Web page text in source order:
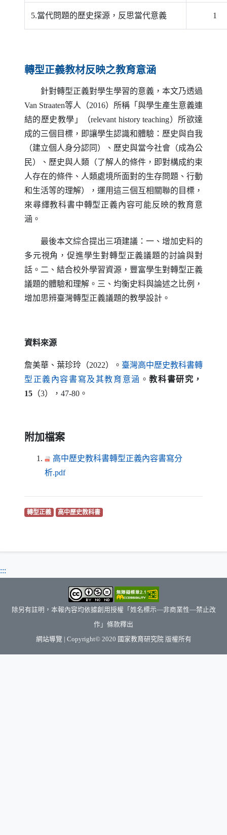
5.當代問題的歷史探源，反思當代意義 1
轉型正義教材反映之教育意涵
針對轉型正義對學生學習的意義，本文乃透過
Van Straaten等人（2016）所稱「與學生產生意義連
結的歷史教學」（relevant history teaching）所欲達
成的三個目標，即讓學生認識和體驗：歷史與自我
（建立個人身分認同）、歷史與當今社會（成為公
民）、歷史與人類（了解人的條件，即對構成約束
人存在的條件、人類處境所面對的生存問題、行動
和生活等的理解），運用這三個互相關聯的目標，
來尋繹教科書中轉型正義內容可能反映的教育意
涵。
最後本文綜合提出三項建議：一、增加史料的
多元視角，促進學生對轉型正義議題的討論與對
話。二、結合校外學習資源，豐富學生對轉型正義
議題的體驗和理解。三、均衡史料與論述之比例，
增加思辨臺灣轉型正義議題的教學設計。
資料來源
詹美華、葉珍玲（2022）。 臺灣高中歷史教科書轉
型正義內容書寫及其教育意涵 （另開新視窗）
。教科書研究，
15 （3），47-80。
附加檔案
高中歷史教科書轉型正義內容書寫分
析.pdf（另開新視窗）
轉型正義（另開新視窗）
高中歷史教科書（另開新視窗）
:::
除另有註明，本報內容均依據創用授權「姓名標示—非商業性—禁止改
作」條款釋出
網站導覽 | Copyright© 2020 國家教育研究院（另開新視窗）
版權所有